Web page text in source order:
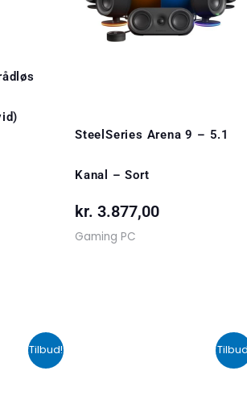
SteelSeries Arena 9 – 5.1
Kanal – Sort
kr. 3.877,00
Gaming PC
Tilbud!
Den
aktuelle
oprindelige